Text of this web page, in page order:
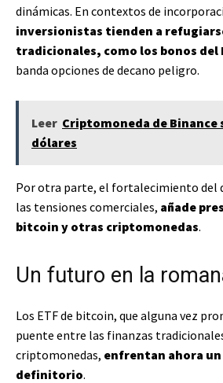
dinámicas. En contextos de
inversionistas tienden a
tradicionales, como los bonos del
banda opciones de decano peligro.
Leer Criptomoneda de Binance
dólares
Por otra parte, el fortalecimiento del
las tensiones comerciales, añade
bitcoin y otras criptomonedas.
Un futuro en la
Los ETF de bitcoin, que alguna vez
puente entre las finanzas
criptomonedas, enfrentan ahora
definitorio.